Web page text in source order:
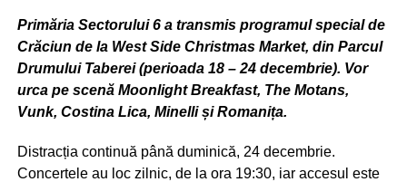
Primăria Sectorului 6 a transmis programul special de
Crăciun de la West Side Christmas Market, din Parcul
Drumului Taberei (perioada 18 – 24 decembrie). Vor
urca pe scenă Moonlight Breakfast, The Motans,
Vunk, Costina Lica, Minelli și Romanița.
Distracția continuă până duminică, 24 decembrie.
Concertele au loc zilnic, de la ora 19:30, iar accesul este